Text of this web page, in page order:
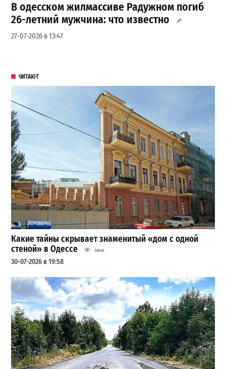
В одесском жилмассиве Радужном погиб
26-летний мужчина: что известно
27-07-2026 в 13:47
ЧИТАЮТ
Какие тайны скрывает знаменитый «дом с одной
стеной» в Одессе
34140
30-07-2026 в 19:58